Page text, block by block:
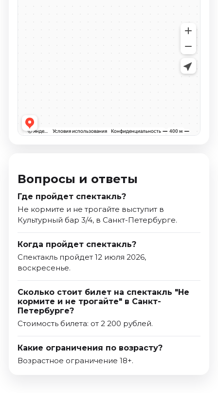
Вопросы и ответы
Где пройдет спектакль?
Не кормите и не трогайте выступит в
Культурный бар 3/4, в Санкт-Петербурге.
Когда пройдет спектакль?
Спектакль пройдет 12 июля 2026,
воскресенье.
Сколько стоит билет на спектакль "Не
кормите и не трогайте" в Санкт-
Петербурге?
Стоимость билета: от 2 200 рублей.
Какие ограничения по возрасту?
Возрастное ограничение 18+.